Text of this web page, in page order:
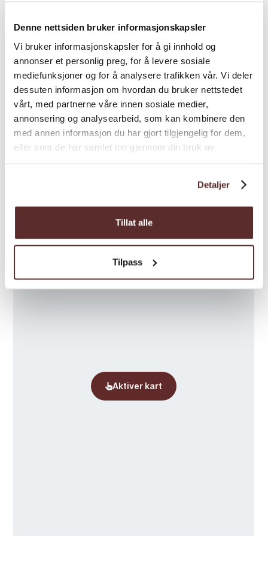
Denne nettsiden bruker informasjonskapsler
Vi bruker informasjonskapsler for å gi innhold og
annonser et personlig preg, for å levere sosiale
mediefunksjoner og for å analysere trafikken vår. Vi deler
dessuten informasjon om hvordan du bruker nettstedet
vårt, med partnerne våre innen sosiale medier,
annonsering og analysearbeid, som kan kombinere den
med annen informasjon du har gjort tilgjengelig for dem,
eller som de har samlet inn gjennom din bruk av
Detaljer
Tillat alle
Tilpass
stor luksuriøs hytte med plass til 35
personar, og av faselitetar er m.a. fleire
suitar, kinorom, eigen sauna.
Kart